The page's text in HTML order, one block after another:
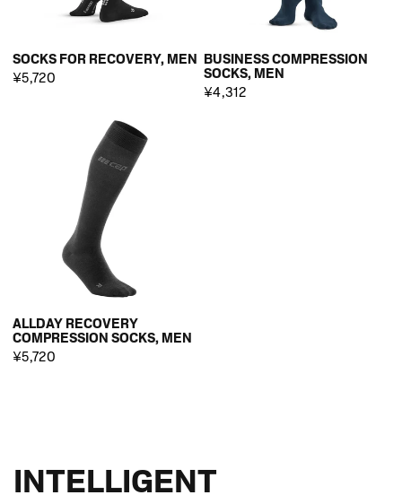
SOCKS FOR RECOVERY, MEN
¥5,720
BUSINESS COMPRESSION
SOCKS, MEN
¥4,312
ALLDAY RECOVERY
COMPRESSION SOCKS, MEN
¥5,720
INTELLIGENT